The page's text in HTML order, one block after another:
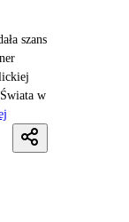
szans
w